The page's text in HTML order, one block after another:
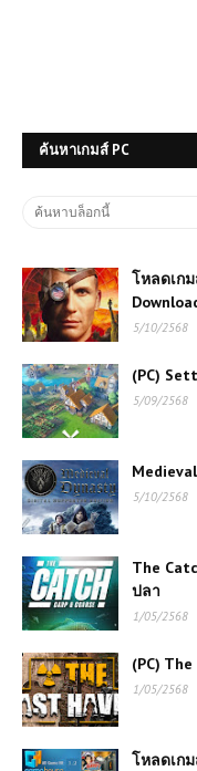
ค้นหาเกมส์ PC
โหลดเก
5/10/2568
(PC)
5/09/2568
5/10/2568
The
ปลา
1/05/2568
(PC)
1/05/2568
โหลดเกม
เกมส์ออนไลน์ฟรี
The Final
เกมออนไลน์
Adventure – กา
มอนสุดตื่นเต้น
เกมส์ออนไลน์
โหลดเกม
เกมส์ออนไลน์